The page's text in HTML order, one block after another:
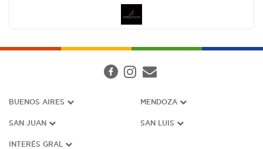
BUENOS AIRES MENDOZA
SAN JUAN SAN LUIS
INTERÉS GRAL